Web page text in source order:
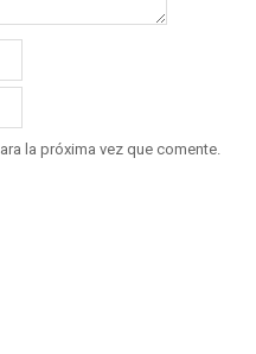
la próxima vez que comente.